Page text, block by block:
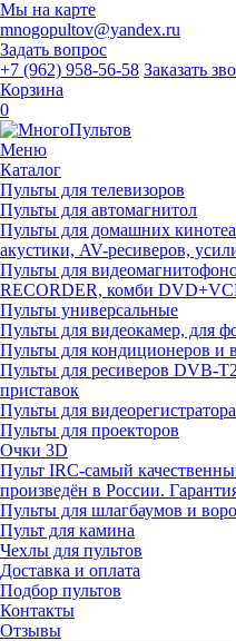
Мы на карте
mnogopultov@yandex.ru
Задать вопрос
+7 (962) 958-56-58 Заказать
Корзина
0
Меню
Каталог
Пульты для телевизоров
Пульты для автомагнитол
Пульты для домашних
акустики, AV-ресиверов,
Пульты для
RECORDER, комби
Пульты универсальные
Пульты для видеокамер, для
Пульты для кондиционеров и
Пульты для ресиверов DVB-
приставок
Пульты для видеорегистратора
Пульты для проекторов
Очки 3D
Пульт IRC-самый
произведён в России.
Пульты для шлагбаумов и
Пульт для камина
Чехлы для пультов
Доставка и оплата
Подбор пультов
Контакты
Отзывы